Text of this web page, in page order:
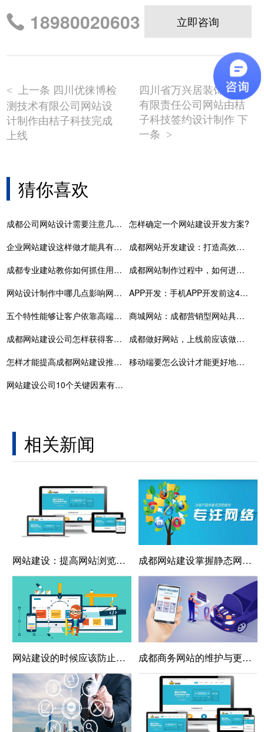
18980020603 立即咨询
<
上一条 四川优徕博检
测技术有限公司网站设
计制作由桔子科技完成
上线
四川省万兴居装饰工程
有限责任公司网站由桔
子科技签约设计制作 下
一条 >
猜你喜欢
成都公司网站设计需要注意几大问题总结
怎样确定一个网站建设开发方案?
企业网站建设这样做才能具有网络营销实际效果
成都网站开发建设：打造高效企业官网，提升品牌竞争力！
成都专业建站教你如何抓住用户的5大技巧
成都网站制作过程中，如何进行有效的内容策划？
网站设计制作中哪几点影响网站排名
APP开发：手机APP开发前这4点必须要了解
五个特性能够让客户依靠高端网站设计
商城网站：成都营销型网站具有哪些特点
成都网站建设公司怎样获得客户的选择与偏爱
成都做好网站，上线前应该做以下几点检查才可以正常发布
怎样才能提高成都网站建设推广质量？
移动端要怎么设计才能更好地提升用户的体验？
网站建设公司10个关键因素有哪些
相关新闻
网站建设：提高网站浏览体验的四大要素 成都网站建设掌握静态网站制作基础
网站建设的时候应该防止那些方面？ 成都商务网站的维护与更新：持续优化，保持竞争力